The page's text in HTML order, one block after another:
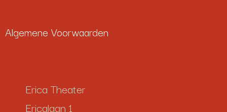
Algemene Voorwaarden
Erica Theater
Ericalaan 1